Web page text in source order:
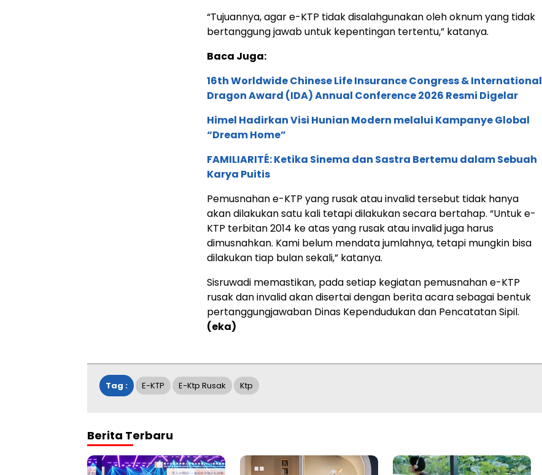
“Tujuannya, agar e-KTP tidak disalahgunakan oleh oknum yang tidak
bertanggung jawab untuk kepentingan tertentu,” katanya.
Baca Juga:
16th Worldwide Chinese Life Insurance Congress & International
Dragon Award (IDA) Annual Conference 2026 Resmi Digelar
Himel Hadirkan Visi Hunian Modern melalui Kampanye Global
“Dream Home”
FAMILIARITÉ: Ketika Sinema dan Sastra Bertemu dalam Sebuah
Karya Puitis
Pemusnahan e-KTP yang rusak atau invalid tersebut tidak hanya
akan dilakukan satu kali tetapi dilakukan secara bertahap. “Untuk e-
KTP terbitan 2014 ke atas yang rusak atau invalid juga harus
dimusnahkan. Kami belum mendata jumlahnya, tetapi mungkin bisa
dilakukan tiap bulan sekali,” katanya.
Sisruwadi memastikan, pada setiap kegiatan pemusnahan e-KTP
rusak dan invalid akan disertai dengan berita acara sebagai bentuk
pertanggungjawaban Dinas Kependudukan dan Pencatatan Sipil.
(eka)
Tag : E-KTP E-Ktp Rusak Ktp
Berita Terbaru